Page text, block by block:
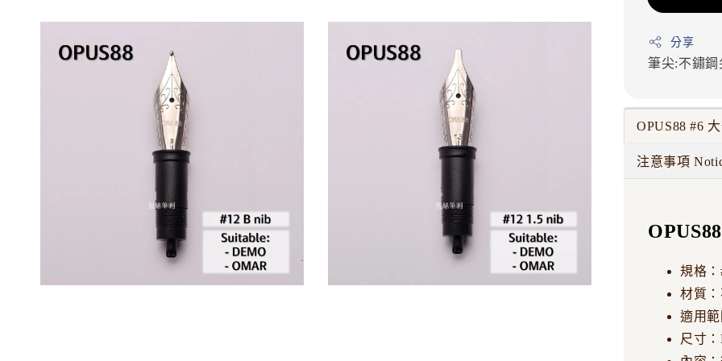
分享
筆尖:不鏽鋼
OPUS88 #6
注意事項
規格
材質
適用
尺寸